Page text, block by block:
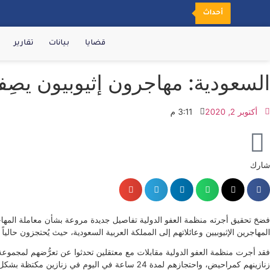
أحداث
قضايا بيانات تقارير
السعودية: مهاجرون إثيوبيون
أكتوبر 2, 2020 3:11 م
شارك
فضحَ تحقيق أجرته منظمة العفو الدولية تفاصيل جديدة مروعة بشأن معاملة
المهاجرين الإثيوبيين وعائلاتهم إلى المملكة العربية السعودية، حيث
فقد أجرت منظمة العفو الدولية مقابلات مع معتقلين تحدثوا عن تعرُّضهم
زنازينهم كمراحيض، واحتجازهم لمدة 24 ساعة في اليوم في زنازين مكتظة بشكل لا يُطاق.